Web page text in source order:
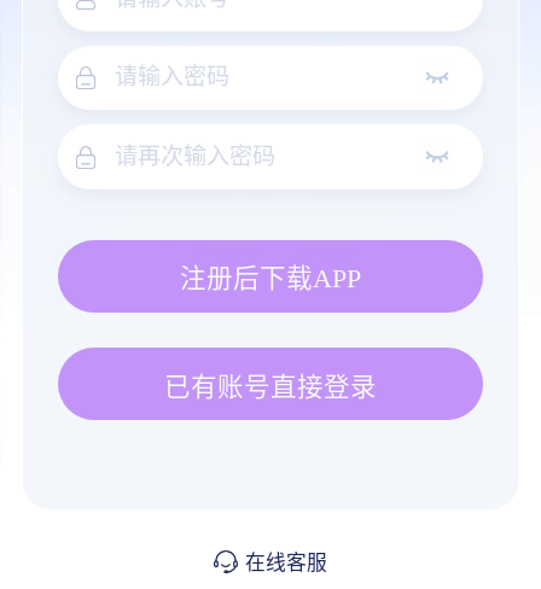
注册后下载APP
已有账号直接登录
在线客服